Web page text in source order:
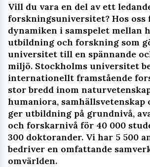
Vill du vara en del av ett
forskningsuniversitet? Hos oss
dynamiken i samspelet mellan
utbildning och forskning som
universitet till en spännande
miljö. Stockholms universitet
internationellt framstående
stor bredd inom
humaniora,
ger utbildning på grundnivå,
och forskarnivå för 40 000
300 doktorander. Vi har 5 500
bedriver en omfattande
omvärlden.